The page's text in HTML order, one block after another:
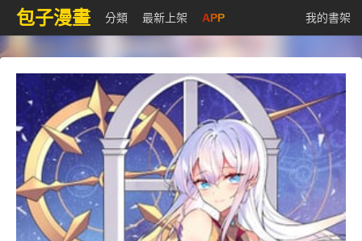
包子漫畫 分類 最新上架 APP 我的書架